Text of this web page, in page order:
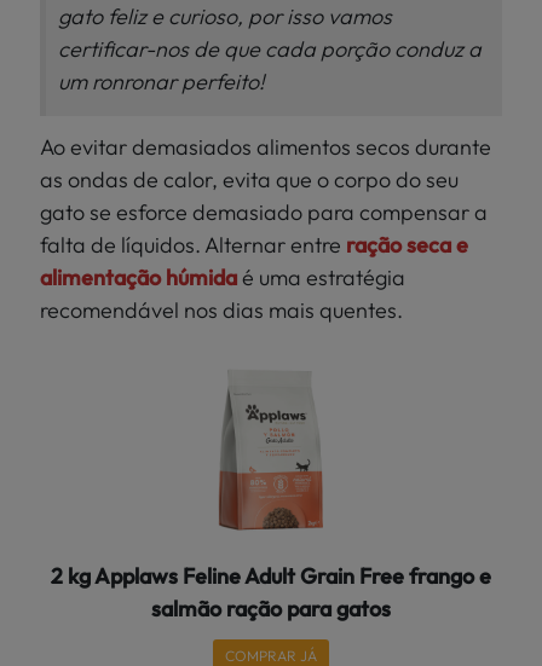
gato feliz e curioso, por isso vamos
certificar-nos de que cada porção conduz a
um ronronar perfeito!
Ao evitar demasiados alimentos secos durante
as ondas de calor, evita que o corpo do seu
gato se esforce demasiado para compensar a
falta de líquidos. Alternar entre ração seca e
alimentação húmidaé uma estratégia
recomendável nos dias mais quentes.
2 kg Applaws Feline Adult Grain Free frango e
salmão ração para gatos
COMPRAR JÁ